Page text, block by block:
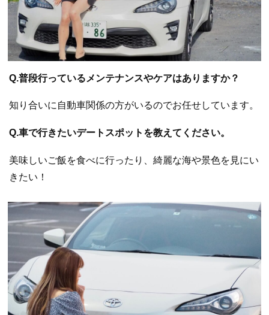
Q.普段行っているメンテナンスやケアはありますか？
知り合いに自動車関係の方がいるのでお任せしています。
Q.車で行きたいデートスポットを教えてください。
美味しいご飯を食べに行ったり、綺麗な海や景色を見にい
きたい！